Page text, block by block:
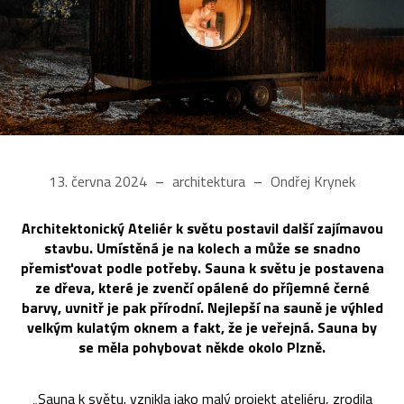
13. června 2024 architektura Ondřej Krynek
Architektonický Ateliér k světu postavil další zajímavou
stavbu. Umístěná je na kolech a může se snadno
přemisťovat podle potřeby. Sauna k světu je postavena
ze dřeva, které je zvenčí opálené do příjemné černé
barvy, uvnitř je pak přírodní. Nejlepší na sauně je výhled
velkým kulatým oknem a fakt, že je veřejná. Sauna by
se měla pohybovat někde okolo Plzně.
„Sauna k světu. vznikla jako malý projekt ateliéru, zrodila